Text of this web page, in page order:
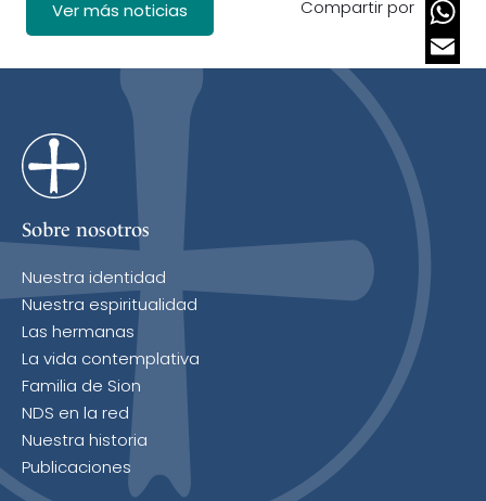
Ver más noticias Compartir por
Sobre nosotros
Nuestra identidad
Nuestra espiritualidad
Las hermanas
La vida contemplativa
Familia de Sion
NDS en la red
Nuestra historia
Publicaciones